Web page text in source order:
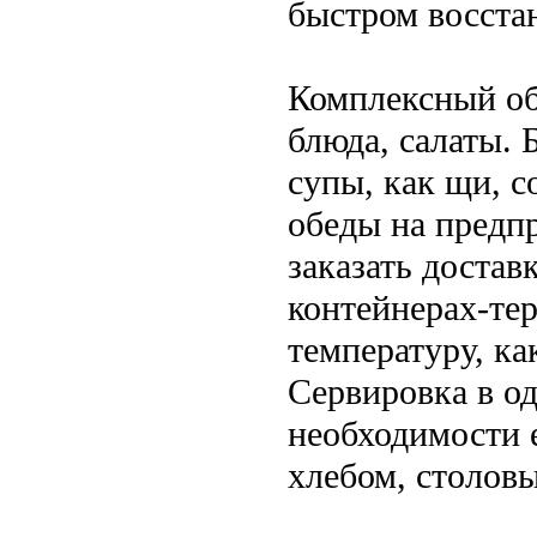
быстром
Комплексный
блюда, салаты.
супы, как щи,
обеды на
заказать
контейнерах-
температуру,
Сервировка в
необходимости
хлебом,